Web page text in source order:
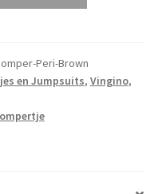
Peri-Brown
en Jumpsuits, Vingino,